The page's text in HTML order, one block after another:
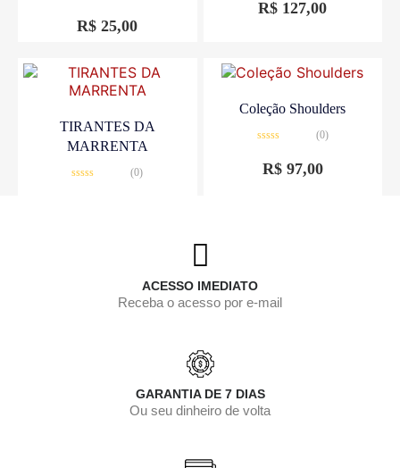
0
de
R$ 25,00
de
R$ 127,00
TIRANTES DA
MARRENTA
(0)
Coleção Shoulders
de
(0)
R$97,00
ACESSO IMEDIATO
Receba o acesso por e-mail
GARANTIA DE 7 DIAS
Ou seu dinheiro de volta